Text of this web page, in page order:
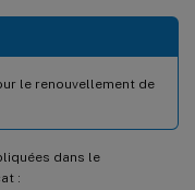
le renouvellement de
dans le
: